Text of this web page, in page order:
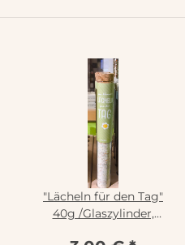
"Lächeln für den Tag"
40g /Glaszylinder,